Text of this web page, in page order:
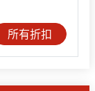
所有折扣